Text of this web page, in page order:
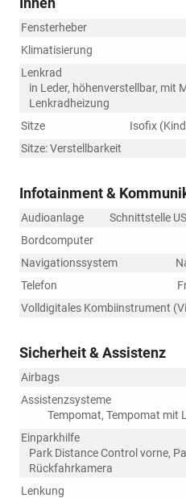
Fensterheber
Klimatisierung
Lenkrad
in Leder, höhenverstellbar, mit
Lenkradheizung
Sitze
Isofix
Sitze: Verstellbarkeit
Infotainment &
Audioanlage
Schnittstelle
Bordcomputer
Navigationssystem
Telefon
Volldigitales Kombiinstrument
Sicherheit & Assistenz
Airbags
Assistenzsysteme
Tempomat, Tempomat mit
Einparkhilfe
Park Distance Control vorne,
Rückfahrkamera
Lenkung